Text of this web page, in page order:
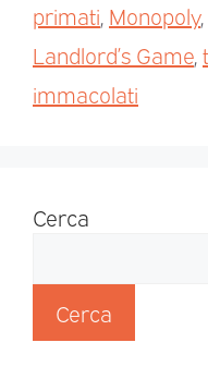
primati, Monopoly,
Landlord’s Game,
immacolati
Cerca
Cerca